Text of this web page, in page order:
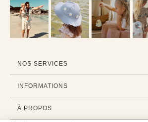
NOS SERVICES
INFORMATIONS
À PROPOS